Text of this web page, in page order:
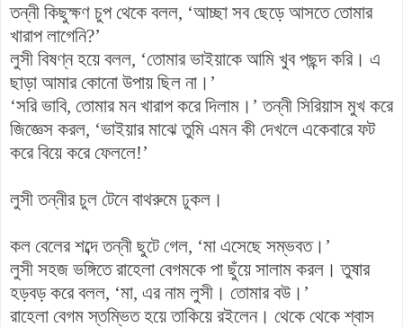
তন্নী কিছুক্ষণ চুপ থেকে বলল, ‘আচ্ছা সব ছেড়ে আসতে তোমার
খারাপ লাগেনি?’
লুসী বিষণ্ন হয়ে বলল, ‘তোমার ভাইয়াকে আমি খুব পছন্দ করি। এ
ছাড়া আমার কোনো উপায় ছিল না।’
‘সরি ভাবি, তোমার মন খারাপ করে দিলাম।’ তন্নী সিরিয়াস মুখ করে
জিজ্ঞেস করল, ‘ভাইয়ার মাঝে তুমি এমন কী দেখলে একেবারে ফট
করে বিয়ে করে ফেললে!’
লুসী তন্নীর চুল টেনে বাথরুমে ঢুকল।
কল বেলের শব্দে তন্নী ছুটে গেল, ‘মা এসেছে সম্ভবত।’
লুসী সহজ ভঙ্গিতে রাহেলা বেগমকে পা ছুঁয়ে সালাম করল। তুষার
হড়বড় করে বলল, ‘মা, এর নাম লুসী। তোমার বউ।’
রাহেলা বেগম স্তম্ভিত হয়ে তাকিয়ে রইলেন। থেকে থেকে শ্বাস